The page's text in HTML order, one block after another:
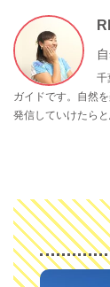
千
ガイドです。自然
発信していけたらと